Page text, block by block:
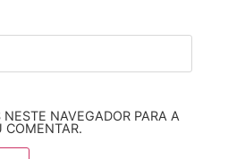
NAVEGADOR PARA A
COMENTAR.